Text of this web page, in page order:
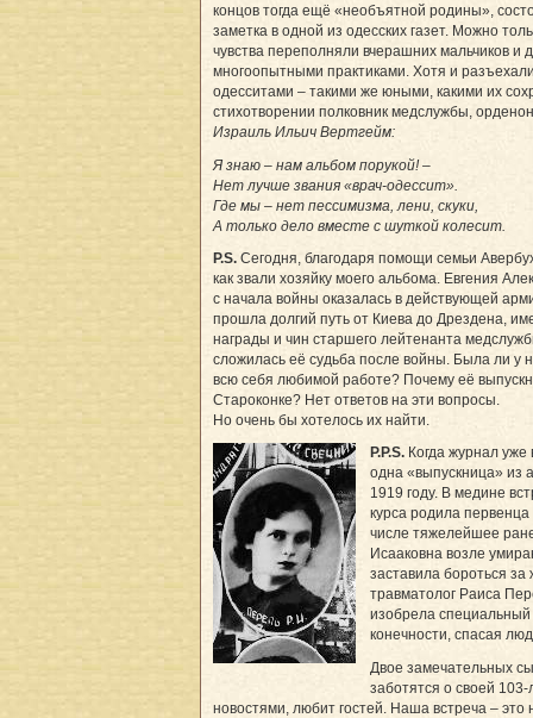
концов тогда ещё «необъятной родины»,
заметка в одной из одесских газет. Можно
чувства переполняли вчерашних мальчиков
многоопытными практиками. Хотя и
одесситами – такими же юными, какими их
стихотворении полковник медслужбы,
Израиль Ильич Вертгейм:
Я знаю – нам альбом порукой! –
Нет лучше звания «врач-одессит».
Где мы – нет пессимизма, лени, скуки,
А только дело вместе с шуткой колесит.
P.S. Сегодня, благодаря помощи семьи
как звали хозяйку моего альбома. Евгения
с начала войны оказалась в действующей
прошла долгий путь от Киева до Дрездена,
награды и чин старшего лейтенанта
сложилась её судьба после войны. Была ли у
всю себя любимой работе? Почему её
Староконке? Нет ответов на эти вопросы.
Но очень бы хотелось их найти.
P.P.S. Когда журнал
одна «выпускница» из
1919 году. В медине
курса родила
числе тяжелейшее
Исааковна возле
заставила бороться
травматолог Раиса
изобрела специальный
конечности, спасая
Двое замечательных
заботятся о своей
новостями, любит гостей. Наша встреча – это